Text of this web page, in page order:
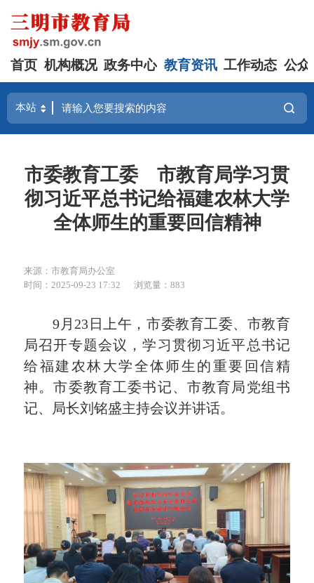
首页 机构概况 政务中心 教育资讯 工作动态 公众
市委教育工委 市教育局学习贯
彻习近平总书记给福建农林大学
全体师生的重要回信精神
来源：市教育局办公室
时间：2025-09-23 17:32
浏览量：883
9月23日上午，市委教育工委、市教育
局召开专题会议，学习贯彻习近平总书记
给福建农林大学全体师生的重要回信精
神。市委教育工委书记、市教育局党组书
记、局长刘铭盛主持会议并讲话。